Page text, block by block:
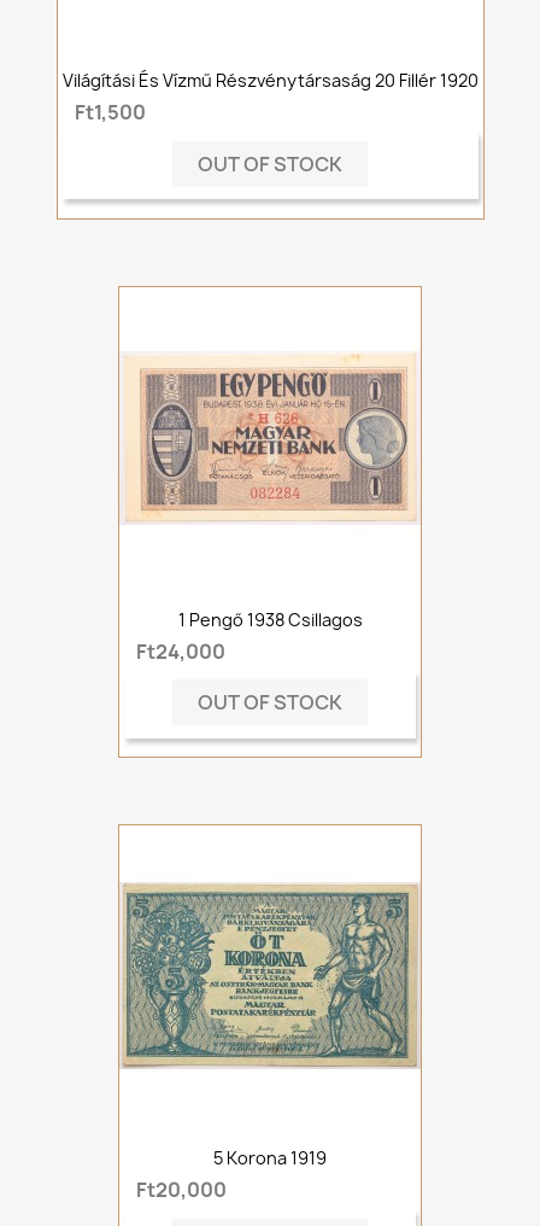
Világítási És Vízmű Részvénytársaság 20 Fillér 1920
Ft1,500
OUT OF STOCK
1 Pengő 1938 Csillagos
Ft24,000
OUT OF STOCK
5 Korona 1919
Ft20,000